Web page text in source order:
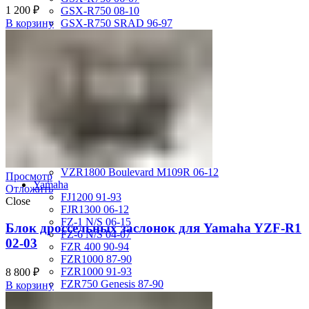
GSX-R750 08-10
GSX-R750 SRAD 96-97
TL 1000 S
VS750 Intruder 85-91
VZ400 Desperado Winder 99-00
VZ800 Intruder M800 05-11
VZR1800 Boulevard M109R 06-12
Yamaha
FJ1200 91-93
FJR1300 06-12
FZ-1 N/S 06-15
FZ-6 N/S 04-07
FZR 400 90-94
FZR1000 87-90
FZR1000 91-93
FZR750 Genesis 87-90
1 200 ₽
В корзину
Просмотр
Отложить
Close
Блок дроссельных заслонок для Yamaha YZF-R1
02-03
8 800 ₽
В корзину